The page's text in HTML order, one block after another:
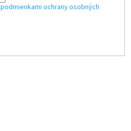
podmienkami ochrany osobných